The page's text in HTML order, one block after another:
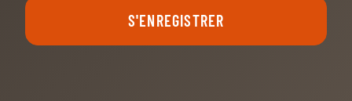
S'ENREGISTRER